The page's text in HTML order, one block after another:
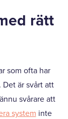
rätt
som ofta har
är svårt att
svårare att
system inte